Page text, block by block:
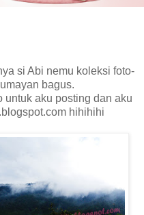
si Abi nemu koleksi foto-
bagus.
untuk aku posting dan aku
hihihihi